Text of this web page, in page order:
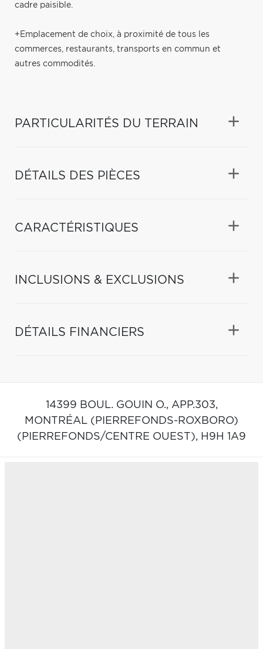
cadre paisible.
+Emplacement de choix, à proximité de tous les
commerces, restaurants, transports en commun et
autres commodités.
PARTICULARITÉS DU TERRAIN
DÉTAILS DES PIÈCES
CARACTÉRISTIQUES
INCLUSIONS & EXCLUSIONS
DÉTAILS FINANCIERS
14399 BOUL. GOUIN O., APP.303,
MONTRÉAL (PIERREFONDS-ROXBORO)
(PIERREFONDS/CENTRE OUEST), H9H 1A9